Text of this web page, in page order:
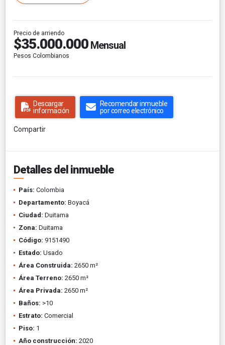
Precio de arriendo
$35.000.000 Mensual
Pesos Colombianos
Descargar
información
Recomendar inmueble
por correo electrónico
Compartir
Detalles del inmueble
País: Colombia
Departamento: Boyacá
Ciudad: Duitama
Zona: Duitama
Código: 9151490
Estado: Usado
Área Construida: 2650 m²
Área Terreno: 2650 m²
Área Privada: 2650 m²
Baños: >10
Estrato: Comercial
Piso: 1
Año construcción: 2020